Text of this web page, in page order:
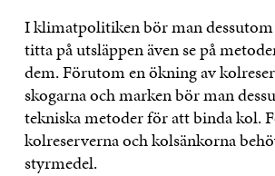
I klimatpolitiken bör man
titta på utsläppen även se på
dem. Förutom en ökning av
skogarna och marken bör man
tekniska metoder för att binda kol.
kolreserverna och kolsänkorna
styrmedel.